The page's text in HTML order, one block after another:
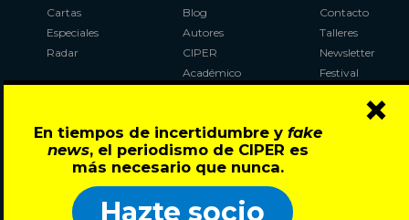
En tiempos de incertidumbre y fake
news, el periodismo de CIPER es
más necesario que nunca.
Hazte socio
×
Cartas
Especiales
Radar
Blog
Autores
CIPER
Académico
Al Plebiscito
con CIPER
Contacto
Talleres
Newsletter
Festival